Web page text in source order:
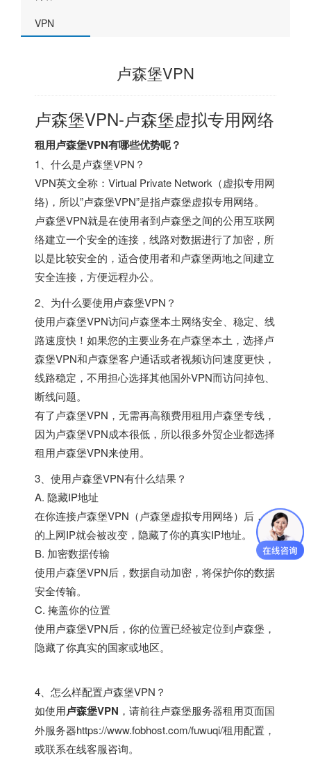
VPN
卢森堡VPN
卢森堡VPN-卢森堡虚拟专用网络
租用卢森堡VPN有哪些优势呢？
1、什么是卢森堡VPN？
VPN英文全称：Virtual Private Network（虚拟专用网
络)，所以”卢森堡VPN”是指卢森堡虚拟专用网络。
卢森堡VPN就是在使用者到卢森堡之间的公用互联网
络建立一个安全的连接，线路对数据进行了加密，所
以是比较安全的，适合使用者和卢森堡两地之间建立
安全连接，方便远程办公。
2、为什么要使用卢森堡VPN？
使用卢森堡VPN访问卢森堡本土网络安全、稳定、线
路速度快！如果您的主要业务在卢森堡本土，选择卢
森堡VPN和卢森堡客户通话或者视频访问速度更快，
线路稳定，不用担心选择其他国外VPN而访问掉包、
断线问题。
有了卢森堡VPN，无需再高额费用租用卢森堡专线，
因为卢森堡VPN成本很低，所以很多外贸企业都选择
租用卢森堡VPN来使用。
3、使用卢森堡VPN有什么结果？
A. 隐藏IP地址
在你连接卢森堡VPN（卢森堡虚拟专用网络）后，你
的上网IP就会被改变，隐藏了你的真实IP地址。
B. 加密数据传输
使用卢森堡VPN后，数据自动加密，将保护你的数据
安全传输。
C. 掩盖你的位置
使用卢森堡VPN后，你的位置已经被定位到卢森堡，
隐藏了你真实的国家或地区。
4、怎么样配置卢森堡VPN？
如使用卢森堡VPN ，请前往卢森堡服务器租用页面国
外服务器https://www.fobhost.com/fuwuqi/租用配置，
或联系在线客服咨询。